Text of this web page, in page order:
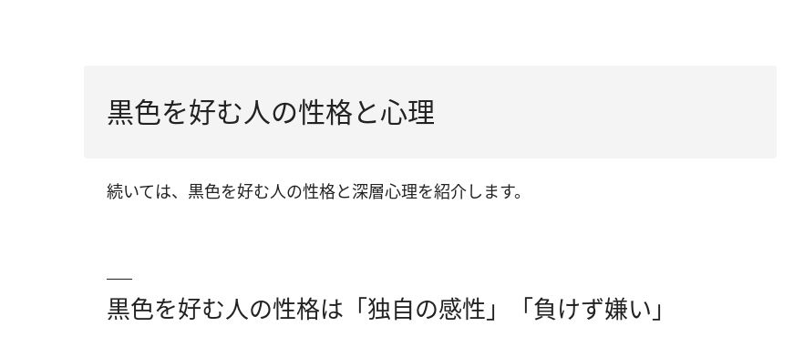
黒色を好む人の性格と心理
続いては、黒色を好む人の性格と深層心理を紹介します。
黒色を好む人の性格は「独自の感性」「負けず嫌い」